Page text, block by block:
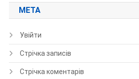
МЕТА
Увійти
Стрічка записів
Стрічка коментарів